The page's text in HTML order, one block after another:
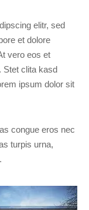
elitr, sed
et dolore
vero eos et
Stet clita kasd
ipsum dolor sit
congue eros nec
turpis urna,